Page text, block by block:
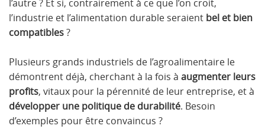
l’autre ? Et si, contrairement à ce que l’on croit,
l’industrie et l’alimentation durable seraient bel et bien
compatibles?
Plusieurs grands industriels de l’agroalimentaire le
démontrent déjà, cherchant à la fois à augmenter leurs
profits, vitaux pour la pérennité de leur entreprise, et à
développer une politique de durabilité. Besoin
d’exemples pour être convaincus ?